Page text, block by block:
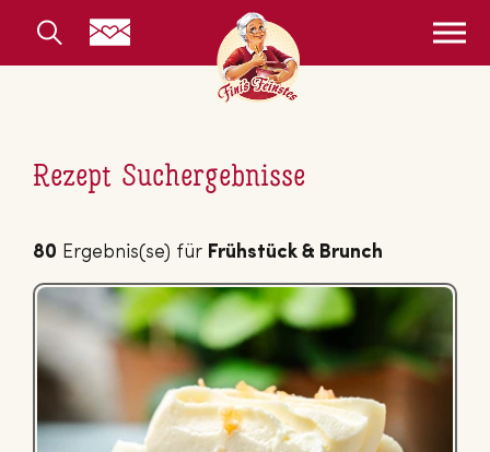
Rezept Suchergebnisse
80 Ergebnis(se) für Frühstück & Brunch